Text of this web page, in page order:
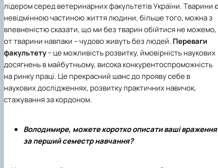
лідером серед ветеринарних факультетів України. Тварини є
невідмінною частиною життя людини, більше того, можна з
впевненістю сказати, що ми без тварин обійтися не можемо,
от тварини навпаки – чудово живуть без людей. Переваги
факультету− це можливість розвитку, ймовірність наукових
досягнень в майбутньому, висока конкурентоспроможність
на ринку праці. Це прекрасний шанс до прояву себе в
наукових дослідженнях, розвитку практичних навичок,
стажування за кордоном.
Володимире, можете коротко описати ваші враження
за перший семестр навчання?